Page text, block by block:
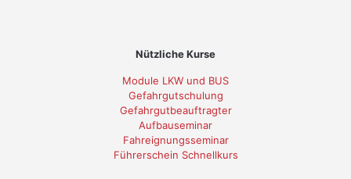
Nützliche Kurse
Module LKW und BUS
Gefahrgutschulung
Gefahrgutbeauftragter
Aufbauseminar
Fahreignungsseminar
Führerschein Schnellkurs